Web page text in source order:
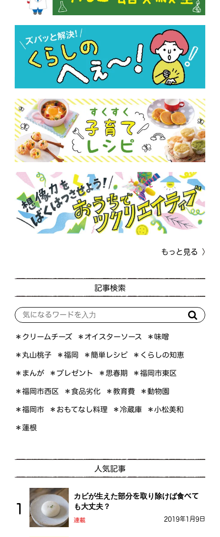
もっと見る
記事検索
＊クリームチーズ ＊オイスターソース ＊味噌
＊丸山桃子 ＊福岡 ＊簡単レシピ ＊くらしの知恵
＊まんが ＊プレゼント ＊思春期 ＊福岡市東区
＊福岡市西区 ＊食品劣化 ＊教育費 ＊動物園
＊福岡市 ＊おもてなし料理 ＊冷蔵庫 ＊小松美和
＊蓮根
人気記事
カビが生えた部分を取り除けば食べて
も大丈夫？
連載 2019年1月9日